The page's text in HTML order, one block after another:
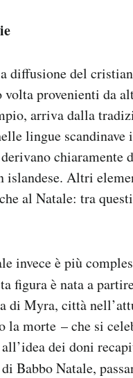
diffusione del
provenienti da
arriva dalla
lingue
chiaramente
islandese. Altri
al Natale: tra
invece è più
figura è nata a
di Myra, città
la morte – che si
dei doni
Babbo Natale,